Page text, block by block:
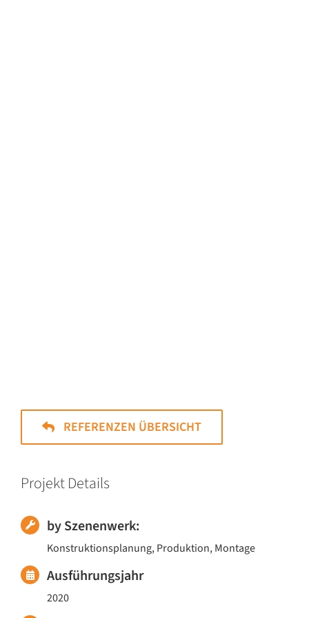
REFERENZEN ÜBERSICHT
Projekt Details
by Szenenwerk:
Konstruktionsplanung, Produktion, Montage
Ausführungsjahr
2020